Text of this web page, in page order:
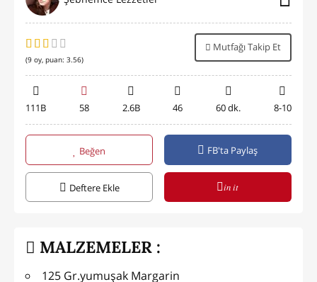
(9 oy, puan: 3.56)
Mutfağı Takip Et
111B 58 2.6B 46 60 dk. 8-10
Beğen FB'ta Paylaş
Deftere Ekle in it
MALZEMELER :
125 Gr.yumuşak Margarin